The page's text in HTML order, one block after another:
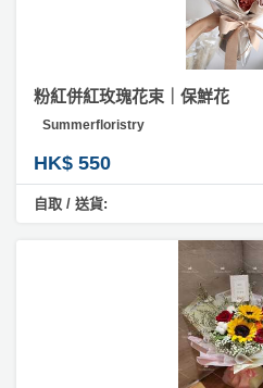
粉紅併紅玫瑰花束｜保鮮花
Summerfloristry
HK$ 550
自取 / 送貨: